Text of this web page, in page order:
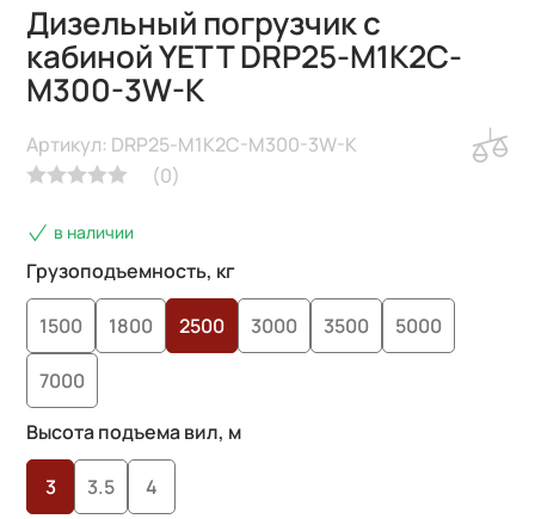
Дизельный погрузчик с
кабиной YETT DRP25-M1K2C-
M300-3W-K
(0)
Артикул: DRP25-M1K2C-M300-3W-K
в наличии
Грузоподъемность, кг
1500 1800 2500 3000 3500 5000
7000
Высота подъема вил, м
3 3.5
4